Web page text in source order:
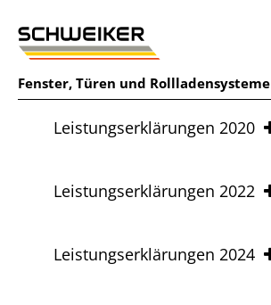
Fenster, Türen und Rollladensysteme
Leistungserklärungen 2020
Leistungserklärungen 2022
Leistungserklärungen 2024